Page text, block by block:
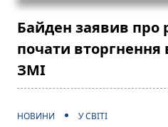
Байден заявив про
почати вторгнення
ЗМІ
НОВИНИ
У СВІТІ